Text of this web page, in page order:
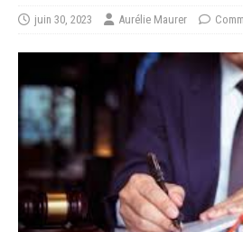
juin 30, 2023 Aurélie Maurer